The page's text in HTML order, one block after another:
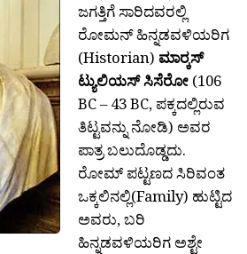
ಜಗತ್ತಿಗೆ ಸಾರಿದವರಲ್ಲಿ
ರೋಮನ್ ಹಿನ್ನಡವಳಿಯರಿಗ
(Historian) ಮಾರ‍್ಕಸ್
ಟ್ಯುಲಿಯಸ್ಸಿಸೆರೋ (106
BC – 43 BC, ಪಕ್ಕದಲ್ಲಿರುವ
ತಿಟ್ಟವನ್ನು ನೋಡಿ) ಅವರ
ಪಾತ್ರ ಬಲುದೊಡ್ಡದು.
ರೋಮ್ ಪಟ್ಟಣದ ಸಿರಿವಂತ
ಒಕ್ಕಲಿನಲ್ಲಿ(Family) ಹುಟ್ಟಿದ
ಅವರು, ಬರಿ
ಹಿನ್ನಡವಳಿಯರಿಗ ಅಶ್ಟೇ